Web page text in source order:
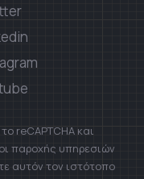
reCAPTCHA και
παροχής υπηρεσιών
αυτόν τον ιστότοπο